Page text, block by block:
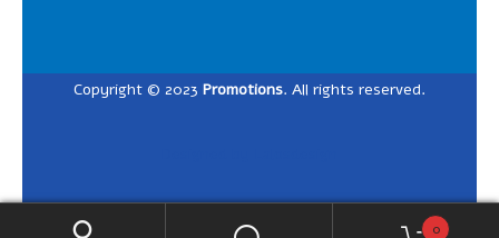
Copyright © 2023 Promotions. All rights reserved.
0